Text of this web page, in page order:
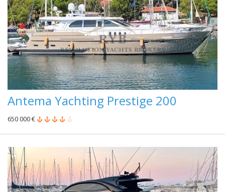
Antema Yachting Prestige 200
650 000 €